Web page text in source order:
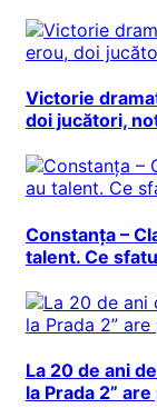
Victorie
doi jucători,
Constanța –
talent. Ce
La 20 de ani
la Prada 2”